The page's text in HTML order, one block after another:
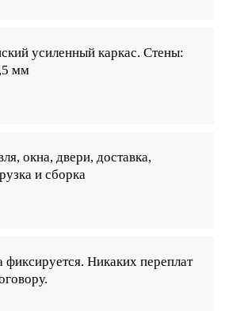
усиленный каркас. Стены:
мм
окна, двери, доставка,
и сборка
фиксируется. Никаких переплат